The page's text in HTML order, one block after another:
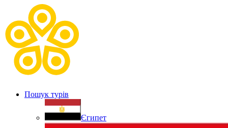
Пошук турів
Єгипет